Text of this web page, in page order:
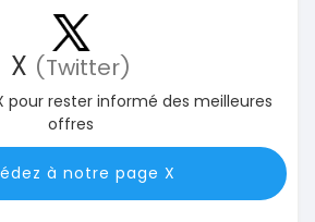
X (Twitter)
pour rester informé des meilleures
offres
à notre page X